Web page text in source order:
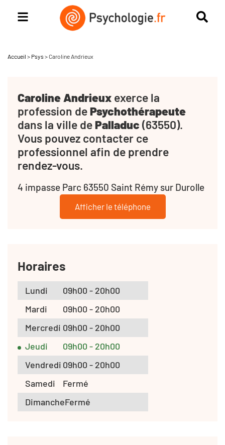
Accueil > Psys >Caroline Andrieux
Caroline Andrieux exerce la
profession dePsychothérapeute
dans la ville dePalladuc (63550).
Vous pouvez contacter ce
professionnel afin de prendre
rendez-vous.
4 impasse Parc 63550 Saint Rémy sur Durolle
Afficher le téléphone
Horaires
Lundi
09h00 - 20h00
Mardi
09h00 - 20h00
Mercredi 09h00 - 20h00
Jeudi
09h00 - 20h00
Vendredi 09h00 - 20h00
Samedi
Fermé
DimancheFermé